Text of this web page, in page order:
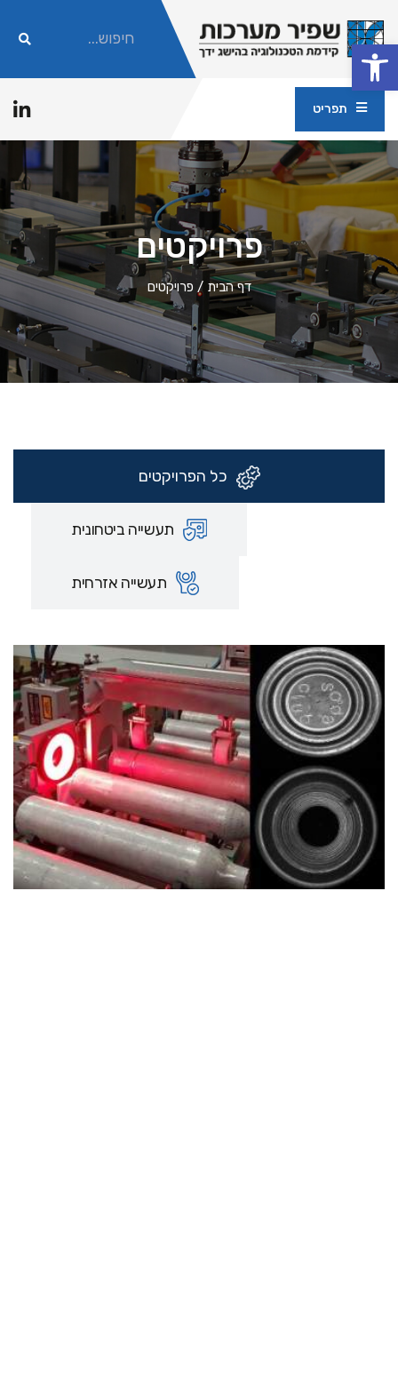
פתח סרגל נגישות
תפריט
פרויקטים
דף הבית / פרויקטים
כל הפרויקטים
תעשייה ביטחונית
תעשייה אזרחית